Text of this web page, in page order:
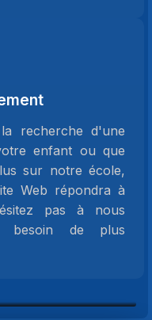
recherche d'une
enfant ou que
sur notre école,
Web répondra à
pas à nous
de plus